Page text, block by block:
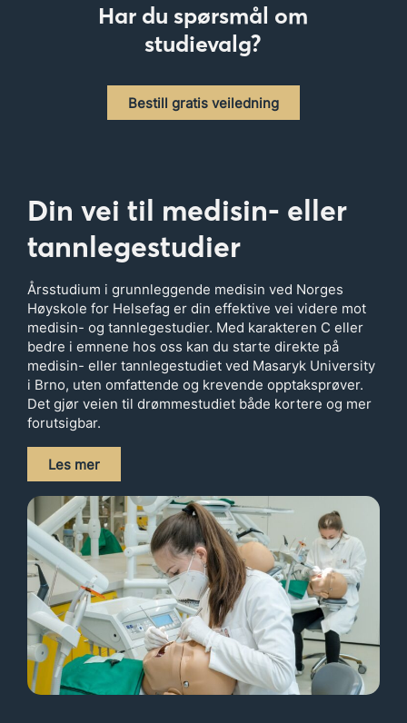
Har du spørsmål om
studievalg?
Bestill gratis veiledning
Din vei til medisin- eller
tannlegestudier
Årsstudium i grunnleggende medisin ved Norges
Høyskole for Helsefag er din effektive vei videre mot
medisin- og tannlegestudier. Med karakteren C eller
bedre i emnene hos oss kan du starte direkte på
medisin- eller tannlegestudiet ved Masaryk University
i Brno, uten omfattende og krevende opptaksprøver.
Det gjør veien til drømmestudiet både kortere og mer
forutsigbar.
Les mer